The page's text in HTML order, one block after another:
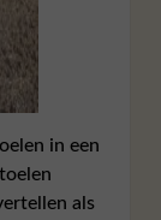
in een
als